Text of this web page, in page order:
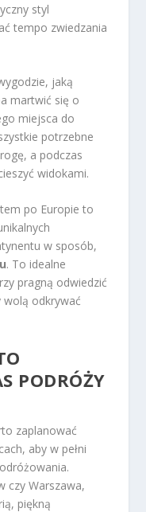
styl
tempo zwiedzania
jaką
martwić się o
miejsca do
potrzebne
a podczas
widokami.
po Europie to
w sposób,
. To idealne
pragną odwiedzić
wolą odkrywać
PODRÓŻY
zaplanować
aby w pełni
czy Warszawa,
piękną